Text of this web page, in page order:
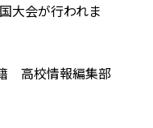
大会が行われま
高校情報編集部